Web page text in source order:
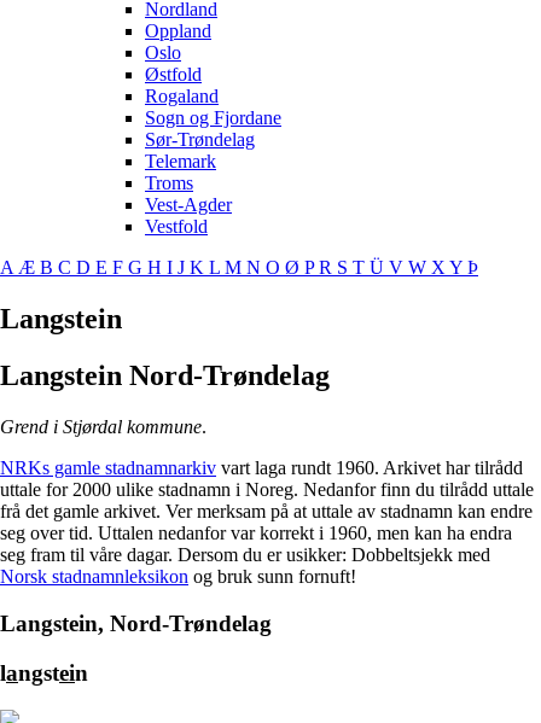
Nordland
Oppland
Oslo
Østfold
Rogaland
Sogn og Fjordane
Sør-Trøndelag
Telemark
Troms
Vest-Agder
Vestfold
AÆ B C D E F G H I J K L M N O Ø PR S T Ü V W XY Þ
Langstein
Langstein Nord-Trøndelag
Grend i Stjørdal kommune.
NRKs gamle stadnamnarkiv vart laga rundt 1960. Arkivet har tilrådd
uttale for 2000 ulike stadnamn i Noreg. Nedanfor finn du tilrådd uttale
frå det gamle arkivet. Ver merksam på at uttale av stadnamn kan endre
seg over tid. Uttalen nedanfor var korrekt i 1960, men kan ha endra
seg fram til våre dagar. Dersom du er usikker: Dobbeltsjekk med
Norsk stadnamnleksikon og bruk sunn fornuft!
Langstein, Nord-Trøndelag
langstein